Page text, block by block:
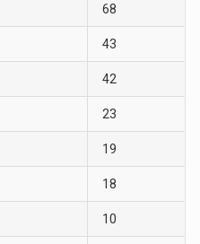
68
43
42
23
19
18
10